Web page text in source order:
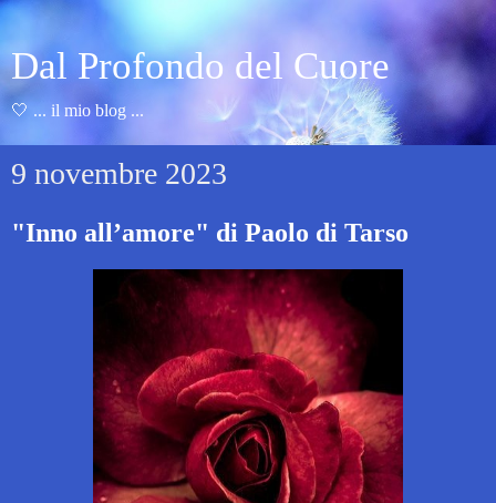
Dal Profondo del Cuore
🤍 ... il mio blog ...
9 novembre 2023
"Inno all’amore" di Paolo di Tarso